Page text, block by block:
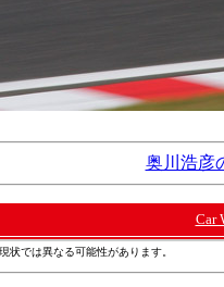
奥川浩彦
Car
状では異なる可能性があります。